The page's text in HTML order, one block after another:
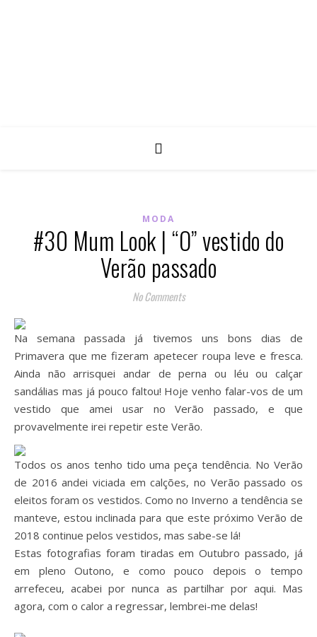
MODA
#30 Mum Look | “O” vestido do
Verão passado
No Comments
Na semana passada já tivemos uns bons dias de
Primavera que me fizeram apetecer roupa leve e fresca.
Ainda não arrisquei andar de perna ou léu ou calçar
sandálias mas já pouco faltou! Hoje venho falar-vos de um
vestido que amei usar no Verão passado, e que
provavelmente irei repetir este Verão.
Todos os anos tenho tido uma peça tendência. No Verão
de 2016 andei viciada em calções, no Verão passado os
eleitos foram os vestidos. Como no Inverno a tendência se
manteve, estou inclinada para que este próximo Verão de
2018 continue pelos vestidos, mas sabe-se lá!
Estas fotografias foram tiradas em Outubro passado, já
em pleno Outono, e como pouco depois o tempo
arrefeceu, acabei por nunca as partilhar por aqui. Mas
agora, com o calor a regressar, lembrei-me delas!